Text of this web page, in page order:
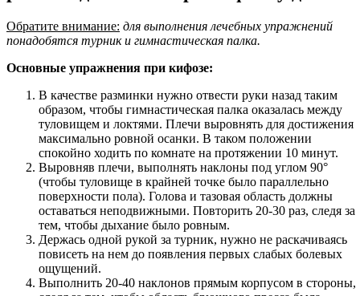
Обратите внимание: для выполнения лечебных упражнений
понадобятся турник и гимнастическая палка.
Основные упражнения при кифозе:
В качестве разминки нужно отвести руки назад таким
образом, чтобы гимнастическая палка оказалась между
туловищем и локтями. Плечи выровнять для достижения
максимально ровной осанки. В таком положении
спокойно ходить по комнате на протяжении 10 минут.
Выровняв плечи, выполнять наклоны под углом 90°
(чтобы туловище в крайней точке было параллельно
поверхности пола). Голова и тазовая область должны
оставаться неподвижными. Повторить 20-30 раз, следя за
тем, чтобы дыхание было ровным.
Держась одной рукой за турник, нужно не раскачиваясь
повисеть на нем до появления первых слабых болевых
ощущений.
Выполнить 20-40 наклонов прямым корпусом в стороны,